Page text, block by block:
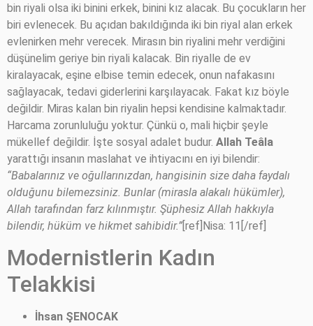
bin riyali olsa iki binini erkek, binini kız alacak. Bu çocukların her
biri evlenecek. Bu açıdan bakıldığında iki bin riyal alan erkek
evlenirken mehr verecek. Mirasın bin riyalini mehr verdiğini
düşünelim geriye bin riyali kalacak. Bin riyalle de ev
kiralayacak, eşine elbise temin edecek, onun nafakasını
sağlayacak, tedavi giderlerini karşılayacak. Fakat kız böyle
değildir. Miras kalan bin riyalin hepsi kendisine kalmaktadır.
Harcama zorunluluğu yoktur. Çünkü o, mali hiçbir şeyle
mükellef değildir. İşte sosyal adalet budur. Allah Teâla
yarattığı insanın maslahat ve ihtiyacını en iyi bilendir:
“Babalarınız ve oğullarınızdan, hangisinin size daha faydalı
olduğunu bilemezsiniz. Bunlar (mirasla alakalı hükümler),
Allah tarafından farz kılınmıştır. Şüphesiz Allah hakkıyla
bilendir, hüküm ve hikmet sahibidir.” [ref]Nisa: 11[/ref]
Modernistlerin Kadın
Telakkisi
İhsan ŞENOCAK